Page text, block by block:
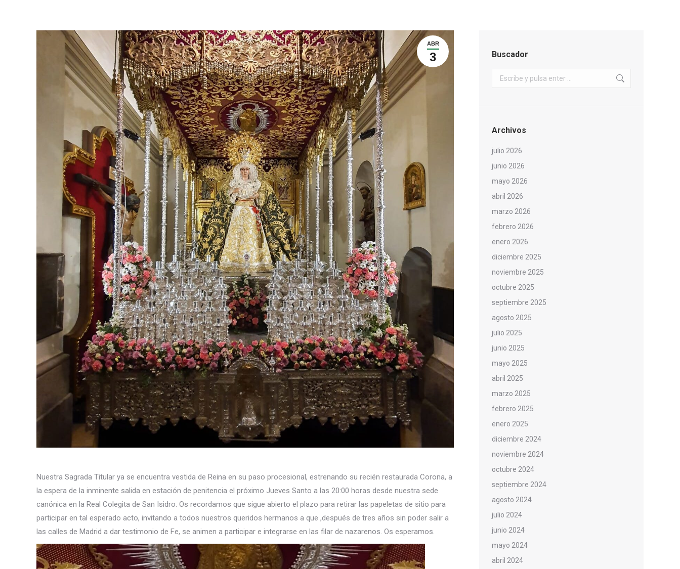
ABR
3
Nuestra Sagrada Titular ya se encuentra vestida de Reina en su paso procesional, estrenando su recién restaurada Corona, a
la espera de la inminente salida en estación de penitencia el próximo Jueves Santo a las 20:00 horas desde nuestra sede
canónica en la Real Colegita de San Isidro. Os recordamos que sigue abierto el plazo para retirar las papeletas de sitio para
participar en tal esperado acto, invitando a todos nuestros queridos hermanos a que ,después de tres años sin poder salir a
las calles de Madrid a dar testimonio de Fe, se animen a participar e integrarse en las filar de nazarenos. Os esperamos.
Buscador
Buscar:
Archivos
julio 2026
junio 2026
mayo 2026
abril 2026
marzo 2026
febrero 2026
enero 2026
diciembre 2025
noviembre 2025
octubre 2025
septiembre 2025
agosto 2025
julio 2025
junio 2025
mayo 2025
abril 2025
marzo 2025
febrero 2025
enero 2025
diciembre 2024
noviembre 2024
octubre 2024
septiembre 2024
agosto 2024
julio 2024
junio 2024
mayo 2024
abril 2024